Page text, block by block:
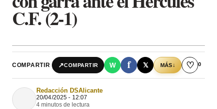
C.F. (2-1)
COMPARTIR ↗COMPARTIR W f 𝕏 MÁS↓ ♡ 0
Redacción DSAlicante
20/04/2025 - 12:07
4 minutos de lectura